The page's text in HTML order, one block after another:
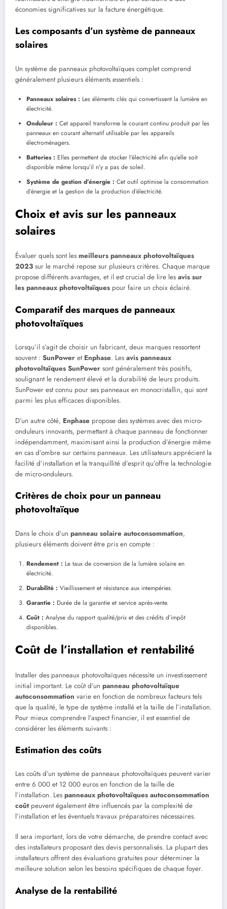
économies significatives sur la facture énergétique.
Les composants d’un système de panneaux
solaires
Un système de panneaux photovoltaïques complet comprend
généralement plusieurs éléments essentiels :
Panneaux solaires : Les éléments clés qui convertissent la lumière en
électricité.
Onduleur : Cet appareil transforme le courant continu produit par les
panneaux en courant alternatif utilisable par les appareils
électroménagers.
Batteries : Elles permettent de stocker l’électricité afin qu’elle soit
disponible même lorsqu’il n’y a pas de soleil.
Système de gestion d’énergie : Cet outil optimise la consommation
d’énergie et la gestion de la production d’électricité.
Choix et avis sur les panneaux
solaires
Évaluer quels sont les meilleurs panneaux photovoltaïques
2023 sur le marché repose sur plusieurs critères. Chaque marque
propose différents avantages, et il est crucial de lire les avis sur
les panneaux photovoltaïques pour faire un choix éclairé.
Comparatif des marques de panneaux
photovoltaïques
Lorsqu’il s’agit de choisir un fabricant, deux marques ressortent
souvent : SunPower et Enphase. Les avis panneaux
photovoltaïques SunPower sont généralement très positifs,
soulignant le rendement élevé et la durabilité de leurs produits.
SunPower est connu pour ses panneaux en monocristallin, qui sont
parmi les plus efficaces disponibles.
D’un autre côté, Enphase propose des systèmes avec des micro-
onduleurs innovants, permettant à chaque panneau de fonctionner
indépendamment, maximisant ainsi la production d’énergie même
en cas d’ombre sur certains panneaux. Les utilisateurs apprécient la
facilité d’installation et la tranquillité d’esprit qu’offre la technologie
de micro-onduleurs.
Critères de choix pour un panneau
photovoltaïque
Dans le choix d’un panneau solaire autoconsommation,
plusieurs éléments doivent être pris en compte :
Rendement : Le taux de conversion de la lumière solaire en
électricité.
Durabilité : Vieillissement et résistance aux intempéries.
Garantie : Durée de la garantie et service après-vente.
Coût : Analyse du rapport qualité/prix et des crédits d’impôt
disponibles.
Coût de l’installation et rentabilité
Installer des panneaux photovoltaïques nécessite un investissement
initial important. Le coût d’un panneau photovoltaïque
autoconsommation varie en fonction de nombreux facteurs tels
que la qualité, le type de système installé et la taille de l’installation.
Pour mieux comprendre l’aspect financier, il est essentiel de
considérer les éléments suivants :
Estimation des coûts
Les coûts d’un système de panneaux photovoltaïques peuvent varier
entre 6 000 et 12 000 euros en fonction de la taille de
l’installation. Les panneaux photovoltaïques autoconsommation
coûtpeuvent également être influencés par la complexité de
l’installation et les éventuels travaux préparatoires nécessaires.
Il sera important, lors de votre démarche, de prendre contact avec
des installateurs proposant des devis personnalisés. La plupart des
installateurs offrent des évaluations gratuites pour déterminer la
meilleure solution selon les besoins spécifiques de chaque foyer.
Analyse de la rentabilité